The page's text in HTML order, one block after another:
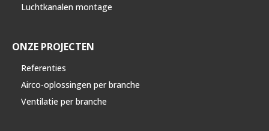
Luchtkanalen montage
ONZE PROJECTEN
Referenties
Airco-oplossingen per branche
Ventilatie per branche